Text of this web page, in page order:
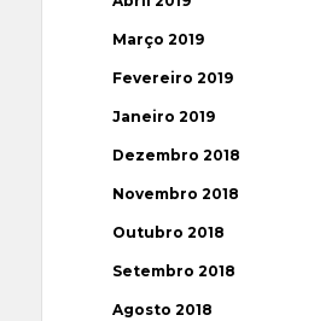
Março 2019
Fevereiro 2019
Janeiro 2019
Dezembro 2018
Novembro 2018
Outubro 2018
Setembro 2018
Agosto 2018